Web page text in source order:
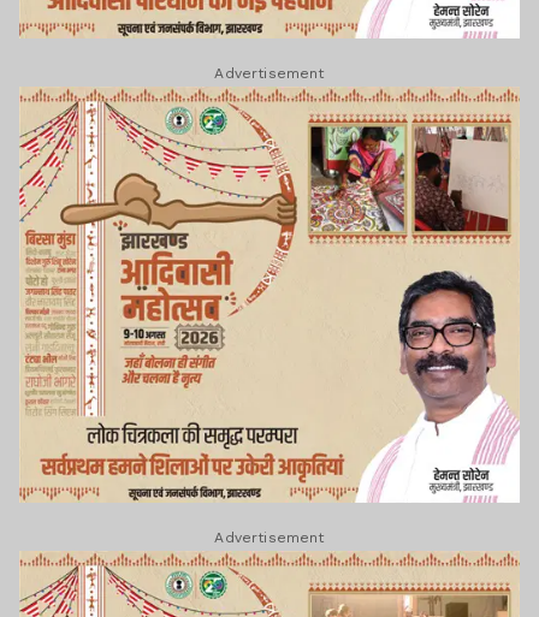
Advertisement
Advertisement